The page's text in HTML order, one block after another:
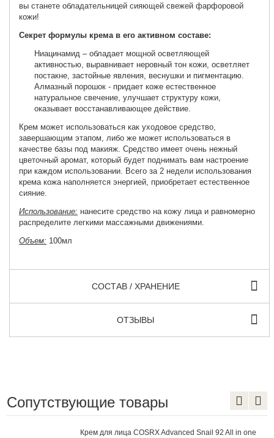
вы станете обладательницей сияющей свежей фарфоровой
кожи!
Секрет формулы крема в его активном составе:
Ниацинамид – обладает мощной осветляющей
активностью, выравнивает неровный тон кожи, осветляет
постакне, застойные явления, веснушки и пигментацию.
Алмазный порошок - придает коже естественное
натуральное свечение, улучшает структуру кожи,
оказывает восстанавливающее действие.
Крем может использоваться как уходовое средство,
завершающим этапом, либо же может использоваться в
качестве базы под макияж. Средство имеет очень нежный
цветочный аромат, который будет поднимать вам настроение
при каждом использовании. Всего за 2 недели использования
крема кожа наполняется энергией, приобретает естественное
сияние.
Использование: нанесите средство на кожу лица и равномерно
распределите легкими массажными движениями.
Объем: 100мл
СОСТАВ / ХРАНЕНИЕ
ОТЗЫВЫ
Сопутствующие товары
Крем для лица COSRX Advanced Snail 92 All in one